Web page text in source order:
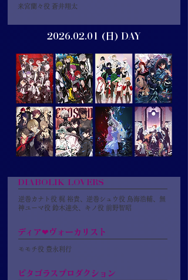
来宮蘭々役 蒼井翔太
2026.02.01 (日) DAY
DIABOLIK LOVERS
逆巻カナト役 梶 裕貴、逆巻シュウ役 鳥海浩輔、無
神ユーマ役 鈴木達央、キノ役 前野智昭
ディア❤ヴォーカリスト
モモチ役 豊永利行
ピタゴラスプロダクション